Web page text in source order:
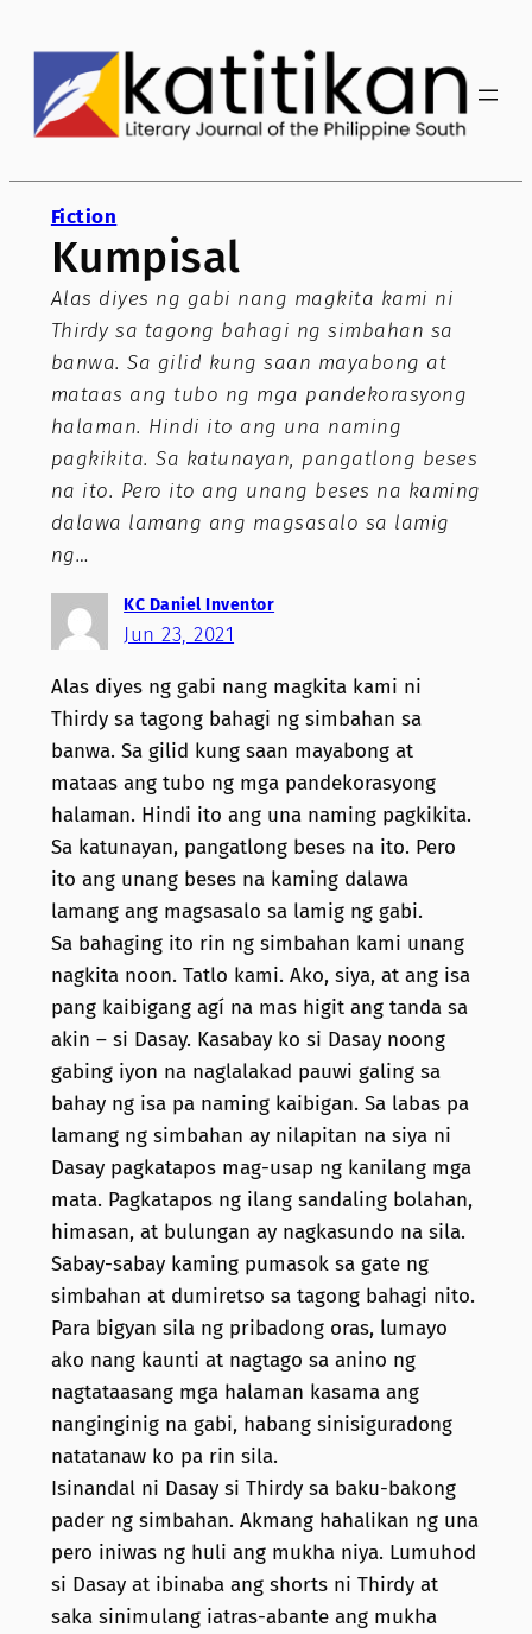
content
Fiction
Kumpisal
Alas diyes ng gabi nang magkita kami ni
Thirdy sa tagong bahagi ng simbahan sa
banwa. Sa gilid kung saan mayabong at
mataas ang tubo ng mga pandekorasyong
halaman. Hindi ito ang una naming
pagkikita. Sa katunayan, pangatlong beses
na ito. Pero ito ang unang beses na kaming
dalawa lamang ang magsasalo sa lamig
ng…
KC Daniel Inventor
Jun 23, 2021
Alas diyes ng gabi nang magkita kami ni
Thirdy sa tagong bahagi ng simbahan sa
banwa. Sa gilid kung saan mayabong at
mataas ang tubo ng mga pandekorasyong
halaman. Hindi ito ang una naming pagkikita.
Sa katunayan, pangatlong beses na ito. Pero
ito ang unang beses na kaming dalawa
lamang ang magsasalo sa lamig ng gabi.
Sa bahaging ito rin ng simbahan kami unang
nagkita noon. Tatlo kami. Ako, siya, at ang isa
pang kaibigang agí na mas higit ang tanda sa
akin – si Dasay. Kasabay ko si Dasay noong
gabing iyon na naglalakad pauwi galing sa
bahay ng isa pa naming kaibigan. Sa labas pa
lamang ng simbahan ay nilapitan na siya ni
Dasay pagkatapos mag-usap ng kanilang mga
mata. Pagkatapos ng ilang sandaling bolahan,
himasan, at bulungan ay nagkasundo na sila.
Sabay-sabay kaming pumasok sa gate ng
simbahan at dumiretso sa tagong bahagi nito.
Para bigyan sila ng pribadong oras, lumayo
ako nang kaunti at nagtago sa anino ng
nagtataasang mga halaman kasama ang
nanginginig na gabi, habang sinisiguradong
natatanaw ko pa rin sila.
Isinandal ni Dasay si Thirdy sa baku-bakong
pader ng simbahan. Akmang hahalikan ng una
pero iniwas ng huli ang mukha niya. Lumuhod
si Dasay at ibinaba ang shorts ni Thirdy at
saka sinimulang iatras-abante ang mukha